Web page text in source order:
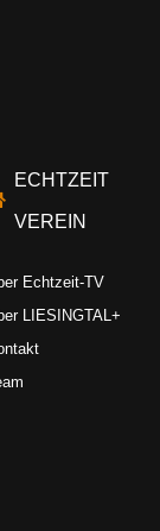
ECHTZEIT
VEREIN
Echtzeit-TV
LIESINGTAL+